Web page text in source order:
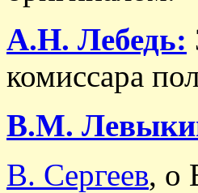
А.Н. Лебедь:
комиссара
В.М.
В. Сергеев, о